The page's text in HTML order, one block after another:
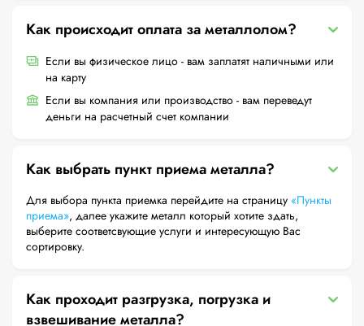
Как происходит оплата за металлолом?
Если вы физическое лицо - вам заплатят наличными или
на карту
Если вы компания или производство - вам переведут
деньги на расчетный счет компании
Как выбрать пункт приема металла?
Для выбора пункта приемка перейдите на страницу «Пункты
приема», далее укажите металл который хотите здать,
выберите соответсвующие услуги и интересующую Вас
сортировку.
Как проходит разгрузка, погрузка и
взвешивание металла?